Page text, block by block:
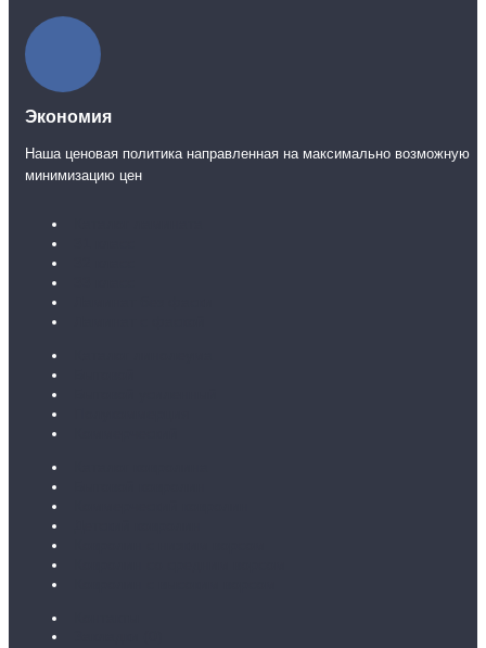
Экономия
Наша ценовая политика направленная на максимально возможную
минимизацию цен